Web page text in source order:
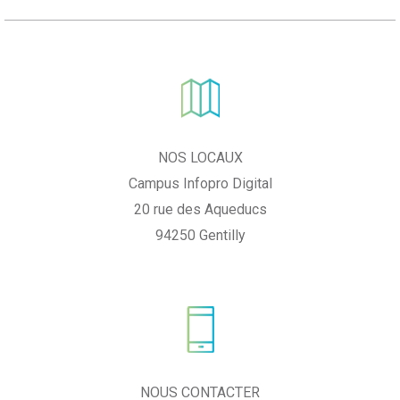
NOS LOCAUX
Campus Infopro Digital
20 rue des Aqueducs
94250 Gentilly
NOUS CONTACTER